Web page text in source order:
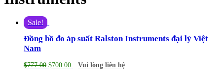
Sale!
Đồng hồ đo áp suất Ralston Instruments đại lý Việt
Nam
$777.00 $700.00 Vui lòng liên hệ